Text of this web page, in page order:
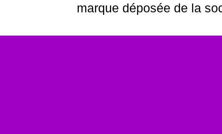
marque déposée de la